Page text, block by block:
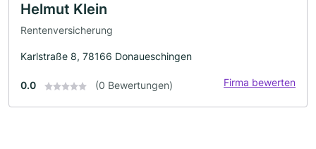
Helmut Klein
Rentenversicherung
Karlstraße 8, 78166 Donaueschingen
0.0 (0 Bewertungen) Firma bewerten